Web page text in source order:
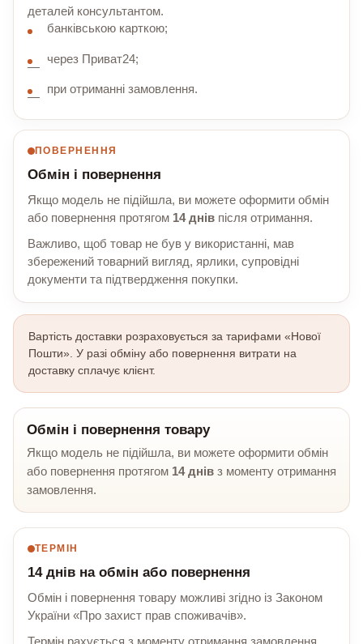
деталей консультантом.
банківською карткою;
через Приват24;
при отриманні замовлення.
ПОВЕРНЕННЯ
Обмін і повернення
Якщо модель не підійшла, ви можете оформити обмін
або повернення протягом 14 днів після отримання.
Важливо, щоб товар не був у використанні, мав
збережений товарний вигляд, ярлики, супровідні
документи та підтвердження покупки.
Вартість доставки розраховується за тарифами «Нової
Пошти». У разі обміну або повернення витрати на
доставку сплачує клієнт.
Обмін і повернення товару
Якщо модель не підійшла, ви можете оформити обмін
або повернення протягом 14 днів з моменту отримання
замовлення.
ТЕРМІН
14 днів на обмін або повернення
Обмін і повернення товару можливі згідно із Законом
України «Про захист прав споживачів».
Термін рахується з моменту отримання замовлення